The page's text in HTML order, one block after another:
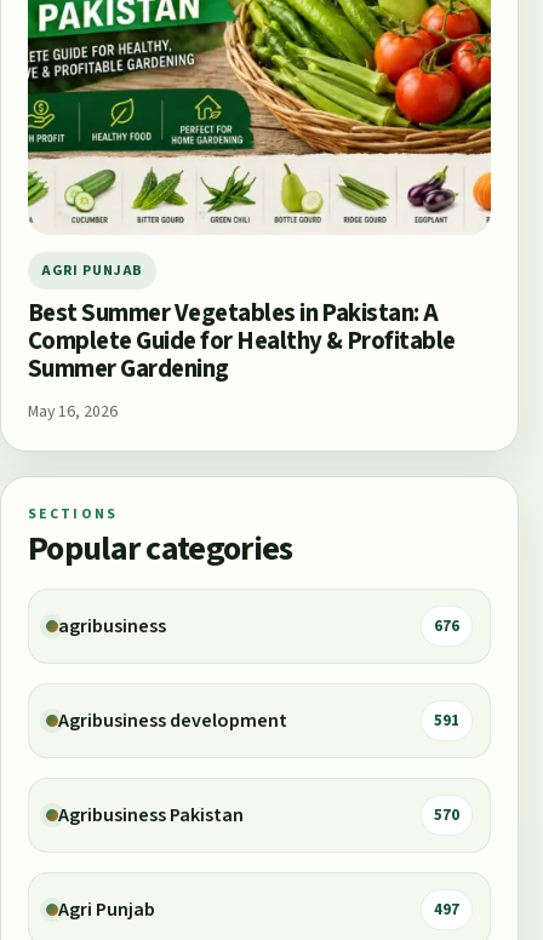
AGRI PUNJAB
Best Summer Vegetables in Pakistan: A
Complete Guide for Healthy & Profitable
Summer Gardening
May 16, 2026
SECTIONS
Popular categories
agribusiness 676
Agribusiness development 591
Agribusiness Pakistan 570
Agri Punjab 497